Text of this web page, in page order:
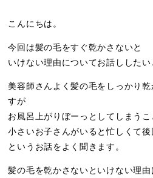
こんにちは。
今回は髪の毛をすぐ乾かさないと
いけない理由についてお話ししたい
美容師さんよく髪の毛をしっかり
すが
お風呂上がりぼーっとしてしまうこ
小さいお子さんがいると忙しくて後
というお話をよく聞きます。
髪の毛を乾かさないといけない理由